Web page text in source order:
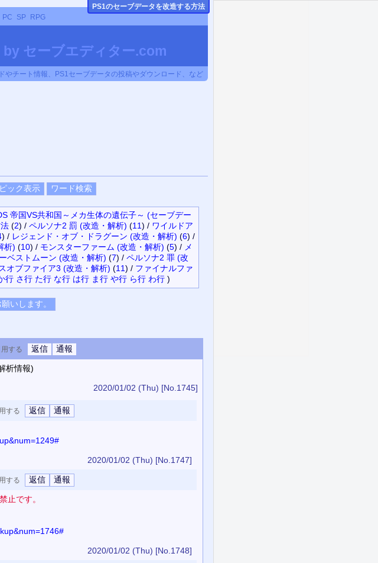
PC SP RPG
by セーブエディター.com
やチート情報、PS1セーブデータの投稿やダウンロード、など
帝国VS共和国～メカ生体の遺伝子～ (セーブデー
(2) / ペルソナ2 罰 (改造・解析) (11) / ワイルドア
) / レジェンド・オブ・ドラグーン (改造・解析) (6) /
析) (10) / モンスターファーム (改造・解析) (5) / メ
ベストムーン (改造・解析) (7) / ペルソナ2 罪 (改
オブファイア3 (改造・解析) (11) / ファイナルファ
行 さ行 た行 な行 は行 ま行 や行 ら行 わ行)
用する
析情報)
2020/01/02 (Thu) [No.1745]
する
2020/01/02 (Thu) [No.1747]
する
止です。
2020/01/02 (Thu) [No.1748]
PS1のセーブデータを改造する方法